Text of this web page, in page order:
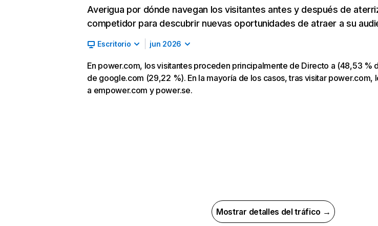
Averigua por dónde navegan los visitantes antes y después de
competidor para descubrir nuevas oportunidades de atraer a su
Escritorio jun 2026
En power.com, los visitantes proceden principalmente de Directo a (48,53 %
de google.com (29,22 %). En la mayoría de los casos, tras visitar power.com,
a empower.com y power.se.
Mostrar detalles del tráfico →